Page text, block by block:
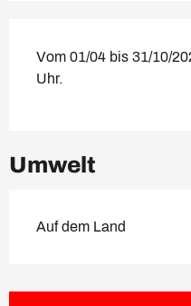
Vom 01/04 bis 31/10/
Uhr.
Umwelt
Auf dem Land